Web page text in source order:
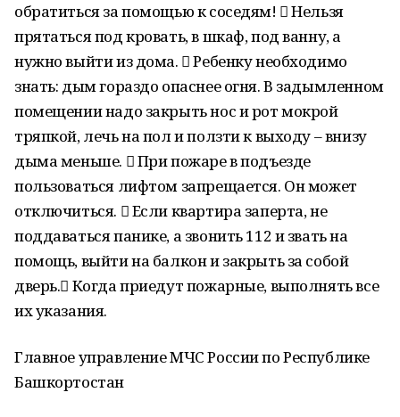
обратиться за помощью к соседям!  Нельзя
прятаться под кровать, в шкаф, под ванну, а
нужно выйти из дома.  Ребенку необходимо
знать: дым гораздо опаснее огня. В задымленном
помещении надо закрыть нос и рот мокрой
тряпкой, лечь на пол и ползти к выходу – внизу
дыма меньше.  При пожаре в подъезде
пользоваться лифтом запрещается. Он может
отключиться.  Если квартира заперта, не
поддаваться панике, а звонить 112 и звать на
помощь, выйти на балкон и закрыть за собой
дверь. Когда приедут пожарные, выполнять все
их указания.
Главное управление МЧС России по Республике
Башкортостан